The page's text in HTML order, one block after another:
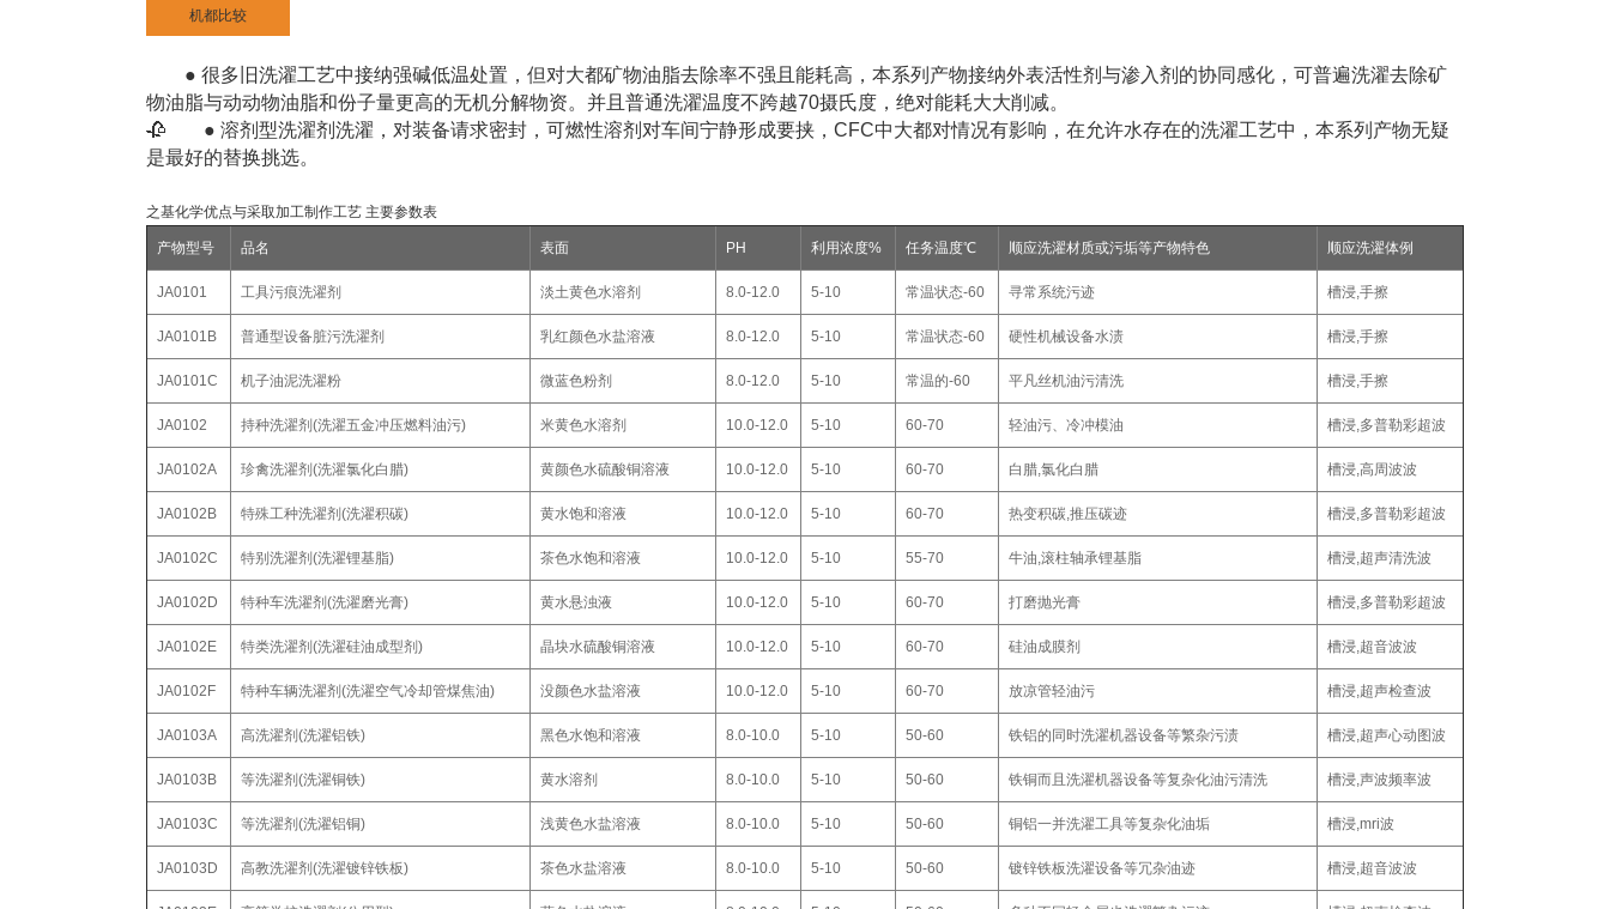
机都比较
● 很多旧洗濯工艺中接纳强碱低温处置，但对大都矿物油脂去除率不强且能耗高，本系列产物接纳外表活性剂与渗入剂的协同感化，可普遍洗濯去除矿
物油脂与动动物油脂和份子量更高的无机分解物资。并且普通洗濯温度不跨越70摄氏度，绝对能耗大大削减。
🥀 ● 溶剂型洗濯剂洗濯，对装备请求密封，可燃性溶剂对车间宁静形成要挟，CFC中大都对情况有影响，在允许水存在的洗濯工艺中，本系列产物无疑
是最好的替换挑选。
之基化学优点与采取加工制作工艺 主要参数表
产物型号 品名 表面 PH 利用浓度% 任务温度℃ 顺应洗濯材质或污垢等产物特色 顺应洗濯体例
JA0101 工具污痕洗濯剂 淡土黄色水溶剂 8.0-12.0 5-10 常温状态-60 寻常系统污迹 槽浸,手擦
JA0101B 普通型设备脏污洗濯剂 乳红颜色水盐溶液 8.0-12.0 5-10 常温状态-60 硬性机械设备水渍 槽浸,手擦
JA0101C 机子油泥洗濯粉 微蓝色粉剂 8.0-12.0 5-10 常温的-60 平凡丝机油污清洗 槽浸,手擦
JA0102 持种洗濯剂(洗濯五金冲压燃料油污) 米黄色水溶剂 10.0-12.0 5-10 60-70 轻油污、冷冲模油 槽浸,多普勒彩超波
JA0102A 珍禽洗濯剂(洗濯氯化白腊) 黄颜色水硫酸铜溶液 10.0-12.0 5-10 60-70 白腊,氯化白腊 槽浸,高周波波
JA0102B 特殊工种洗濯剂(洗濯积碳) 黄水饱和溶液 10.0-12.0 5-10 60-70 热变积碳,推压碳迹 槽浸,多普勒彩超波
JA0102C 特别洗濯剂(洗濯锂基脂) 茶色水饱和溶液 10.0-12.0 5-10 55-70 牛油,滚柱轴承锂基脂 槽浸,超声清洗波
JA0102D 特种车洗濯剂(洗濯磨光膏) 黄水悬浊液 10.0-12.0 5-10 60-70 打磨抛光膏 槽浸,多普勒彩超波
JA0102E 特类洗濯剂(洗濯硅油成型剂) 晶块水硫酸铜溶液 10.0-12.0 5-10 60-70 硅油成膜剂 槽浸,超音波波
JA0102F 特种车辆洗濯剂(洗濯空气冷却管煤焦油) 没颜色水盐溶液 10.0-12.0 5-10 60-70 放凉管轻油污 槽浸,超声检查波
JA0103A 高洗濯剂(洗濯铝铁) 黑色水饱和溶液 8.0-10.0 5-10 50-60 铁铝的同时洗濯机器设备等繁杂污渍 槽浸,超声心动图波
JA0103B 等洗濯剂(洗濯铜铁) 黄水溶剂 8.0-10.0 5-10 50-60 铁铜而且洗濯机器设备等复杂化油污清洗 槽浸,声波频率波
JA0103C 等洗濯剂(洗濯铝铜) 浅黄色水盐溶液 8.0-10.0 5-10 50-60 铜铝一并洗濯工具等复杂化油垢 槽浸,mri波
JA0103D 高教洗濯剂(洗濯镀锌铁板) 茶色水盐溶液 8.0-10.0 5-10 50-60 镀锌铁板洗濯设备等冗杂油迹 槽浸,超音波波